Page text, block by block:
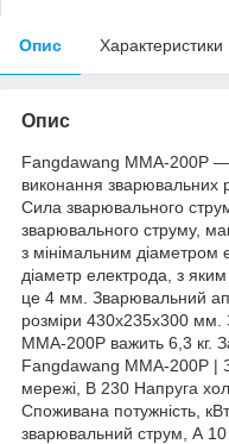
Опис Характеристики
Опис
Fangdawang MMA-200Р
виконання зварювальних
Сила зварювального
зварювального струму,
з мінімальним
діаметр електрода, з
це 4 мм. Зварювальний
розміри 430х235х300
MMA-200Р важить 6,3 кг.
Fangdawang MMA-200Р |
мережі, В 230 Напруга
Споживана потужність,
зварювальний струм, А